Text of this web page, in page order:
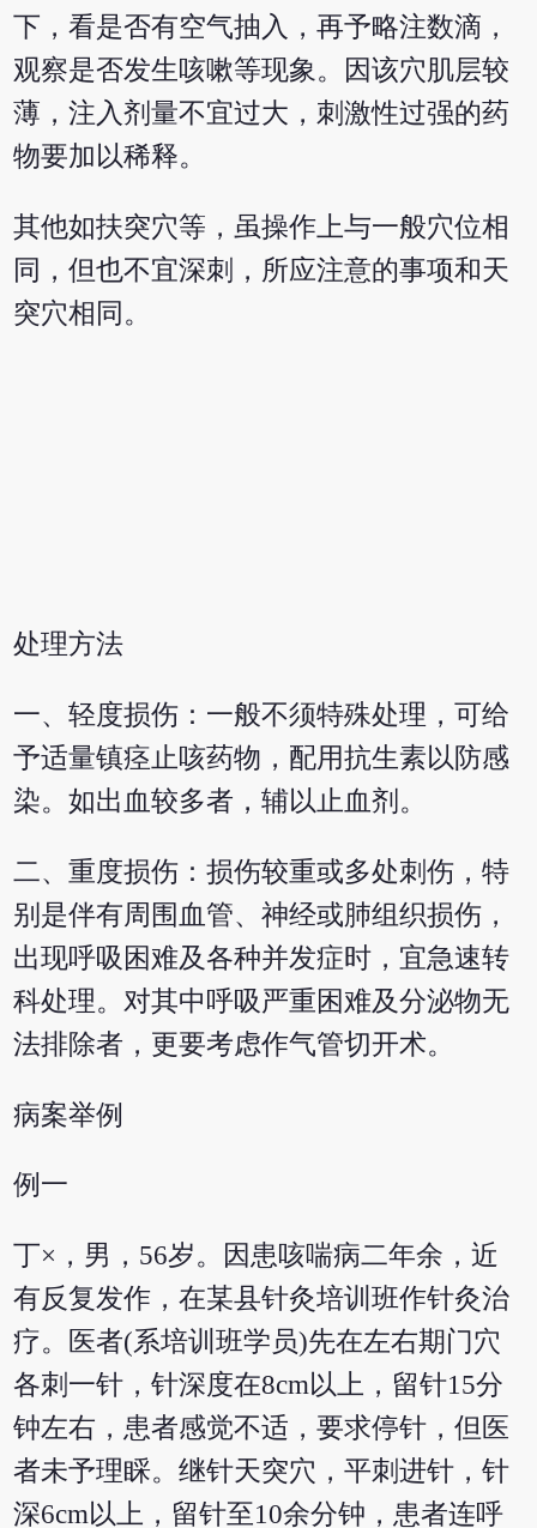
下，看是否有空气抽入，再予略注数滴，
观察是否发生咳嗽等现象。因该穴肌层较
薄，注入剂量不宜过大，刺激性过强的药
物要加以稀释。
其他如扶突穴等，虽操作上与一般穴位相
同，但也不宜深刺，所应注意的事项和天
突穴相同。
处理方法
一、轻度损伤：一般不须特殊处理，可给
予适量镇痉止咳药物，配用抗生素以防感
染。如出血较多者，辅以止血剂。
二、重度损伤：损伤较重或多处刺伤，特
别是伴有周围血管、神经或肺组织损伤，
出现呼吸困难及各种并发症时，宜急速转
科处理。对其中呼吸严重困难及分泌物无
法排除者，更要考虑作气管切开术。
病案举例
例一
丁×，男，56岁。因患咳喘病二年余，近
有反复发作，在某县针灸培训班作针灸治
疗。医者(系培训班学员)先在左右期门穴
各刺一针，针深度在8cm以上，留针15分
钟左右，患者感觉不适，要求停针，但医
者未予理睬。继针天突穴，平刺进针，针
深6cm以上，留针至10余分钟，患者连呼